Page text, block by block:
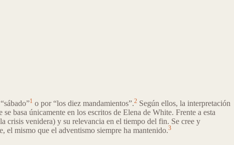
1 o por “los diez mandamientos”.2 Según ellos, la interpretación
basa únicamente en los escritos de Elena de White. Frente a esta
crisis venidera) y su relevancia en el tiempo del fin. Se cree y
el mismo que el adventismo siempre ha mantenido.3